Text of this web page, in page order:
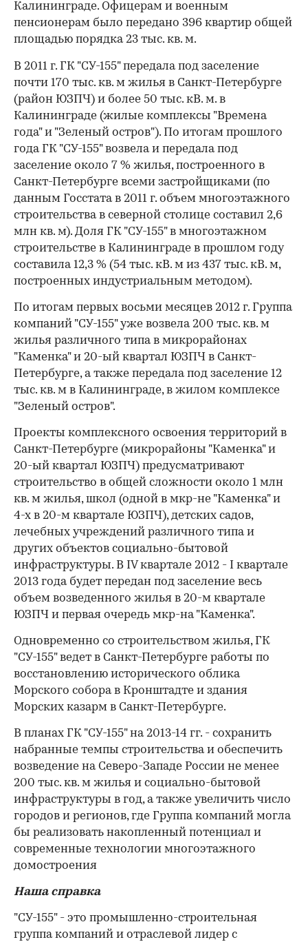
Калининграде. Офицерам и военным
пенсионерам было передано 396 квартир общей
площадью порядка 23 тыс. кв. м.
00:00 / 00:00
В 2011 г. ГК "СУ-155" передала под заселение
почти 170 тыс. кв. м жилья в Санкт-Петербурге
(район ЮЗПЧ) и более 50 тыс. кВ. м. в
Калининграде (жилые комплексы "Времена
года" и "Зеленый остров"). По итогам прошлого
года ГК "СУ-155" возвела и передала под
заселение около 7 % жилья, построенного в
Санкт-Петербурге всеми застройщиками (по
данным Госстата в 2011 г. объем многоэтажного
строительства в северной столице составил 2,6
млн кв. м). Доля ГК "СУ-155" в многоэтажном
строительстве в Калининграде в прошлом году
составила 12,3 % (54 тыс. кВ. м из 437 тыс. кВ. м,
построенных индустриальным методом).
По итогам первых восьми месяцев 2012 г. Группа
компаний "СУ-155" уже возвела 200 тыс. кв. м
жилья различного типа в микрорайонах
"Каменка" и 20-ый квартал ЮЗПЧ в Санкт-
Петербурге, а также передала под заселение 12
тыс. кв. м в Калининграде, в жилом комплексе
"Зеленый остров".
Проекты комплексного освоения территорий в
Санкт-Петербурге (микрорайоны "Каменка" и
20-ый квартал ЮЗПЧ) предусматривают
строительство в общей сложности около 1 млн
кв. м жилья, школ (одной в мкр-не "Каменка" и
4-х в 20-м квартале ЮЗПЧ), детских садов,
лечебных учреждений различного типа и
других объектов социально-бытовой
инфраструктуры. В IV квартале 2012 - I квартале
2013 года будет передан под заселение весь
объем возведенного жилья в 20-м квартале
ЮЗПЧ и первая очередь мкр-на "Каменка".
Одновременно со строительством жилья, ГК
"СУ-155" ведет в Санкт-Петербурге работы по
восстановлению исторического облика
Морского собора в Кронштадте и здания
Морских казарм в Санкт-Петербурге.
В планах ГК "СУ-155" на 2013-14 гг. - сохранить
набранные темпы строительства и обеспечить
возведение на Северо-Западе России не менее
200 тыс. кв. м жилья и социально-бытовой
инфраструктуры в год, а также увеличить число
городов и регионов, где Группа компаний могла
бы реализовать накопленный потенциал и
современные технологии многоэтажного
домостроения
Наша справка
"СУ-155" - это промышленно-строительная
группа компаний и отраслевой лидер с